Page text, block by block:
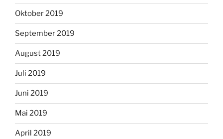
Oktober 2019
September 2019
August 2019
Juli 2019
Juni 2019
Mai 2019
April 2019